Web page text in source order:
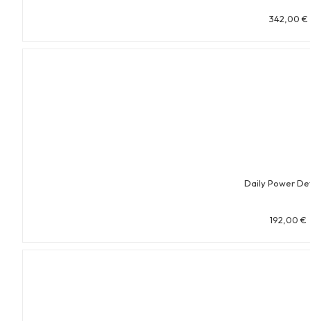
342,00 €
Daily Power
192,00€